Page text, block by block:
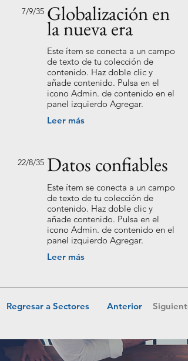
7/9/35 Globalización en
la nueva era
Este ítem se conecta a un campo
de texto de tu colección de
contenido. Haz doble clic y
añade contenido. Pulsa en el
icono Admin. de contenido en el
panel izquierdo Agregar.
Leer más
22/8/35 Datos confiables
Este ítem se conecta a un campo
de texto de tu colección de
contenido. Haz doble clic y
añade contenido. Pulsa en el
icono Admin. de contenido en el
panel izquierdo Agregar.
Leer más
Regresar a Sectores Anterior Siguiente